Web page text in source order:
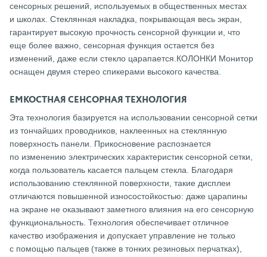
сенсорных решений, используемых в общественных местах
и школах. Стеклянная накладка, покрывающая весь экран,
гарантирует высокую прочность сенсорной функции и, что
еще более важно, сенсорная функция остается без
изменений, даже если стекло царапается.КОЛОНКИ Монитор
оснащен двумя стерео спикерами высокого качества.
ЕМКОСТНАЯ СЕНСОРНАЯ ТЕХНОЛОГИЯ
Эта технология базируется на использовании сенсорной сетки
из тончайших проводников, наклеенных на стеклянную
поверхность панели. Прикосновение распознается
по изменению электрических характеристик сенсорной сетки,
когда пользователь касается пальцем стекла. Благодаря
использованию стеклянной поверхности, такие дисплеи
отличаются повышенной износостойкостью: даже царапины
на экране не оказывают заметного влияния на его сенсорную
функциональность. Технология обеспечивает отличное
качество изображения и допускает управление не только
с помощью пальцев (также в тонких резиновых перчатках),